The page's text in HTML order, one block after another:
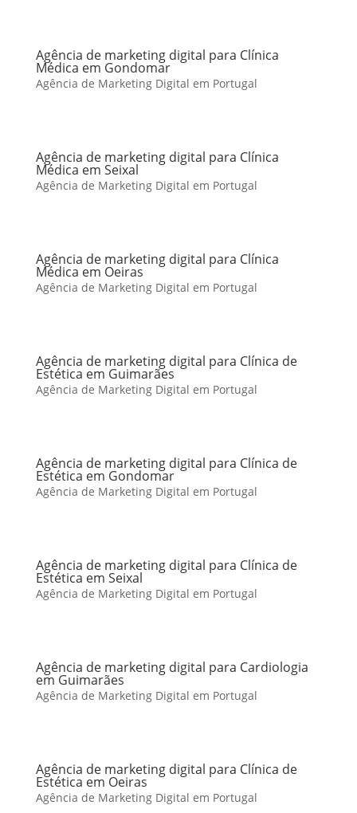
Agência de marketing digital para Clínica
Médica em Gondomar
Agência de Marketing Digital em Portugal
Agência de marketing digital para Clínica
Médica em Seixal
Agência de Marketing Digital em Portugal
Agência de marketing digital para Clínica
Médica em Oeiras
Agência de Marketing Digital em Portugal
Agência de marketing digital para Clínica de
Estética em Guimarães
Agência de Marketing Digital em Portugal
Agência de marketing digital para Clínica de
Estética em Gondomar
Agência de Marketing Digital em Portugal
Agência de marketing digital para Clínica de
Estética em Seixal
Agência de Marketing Digital em Portugal
Agência de marketing digital para Cardiologia
em Guimarães
Agência de Marketing Digital em Portugal
Agência de marketing digital para Clínica de
Estética em Oeiras
Agência de Marketing Digital em Portugal